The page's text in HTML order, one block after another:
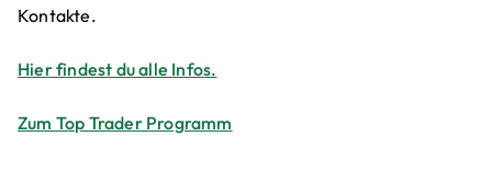
Kontakte.
Hier findest du alle Infos.
Zum Top Trader Programm